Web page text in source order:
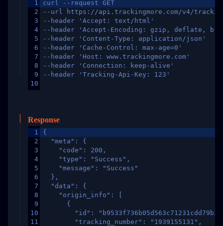
1
2
3
4
5
6
7
8
9
10
curl --request GET
--url https://api.trackingmore.com/v4/trackings/
--header 'Accept: text/html'
--header 'Accept-Encoding: gzip, deflate,
--header 'Content-Type: application/json'
--header 'Cache-Control: max-age=0'
--header 'Host: www.trackingmore.com'
--header 'Connection: keep-alive'
--header 'Tracking-Api-Key: 123'
Response
1
2
3
4
5
6
7
8
9
10
11
{
  "meta": {
    "code": 200,
    "type": "Success",
    "message": "Success"
  },
  "data": {
    "origin_info": [
      {
"id":
        "tracking_number": "1939155131",